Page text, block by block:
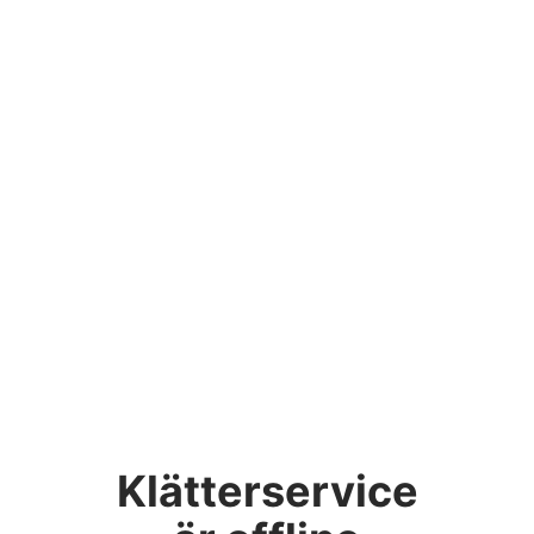
Klätterservice